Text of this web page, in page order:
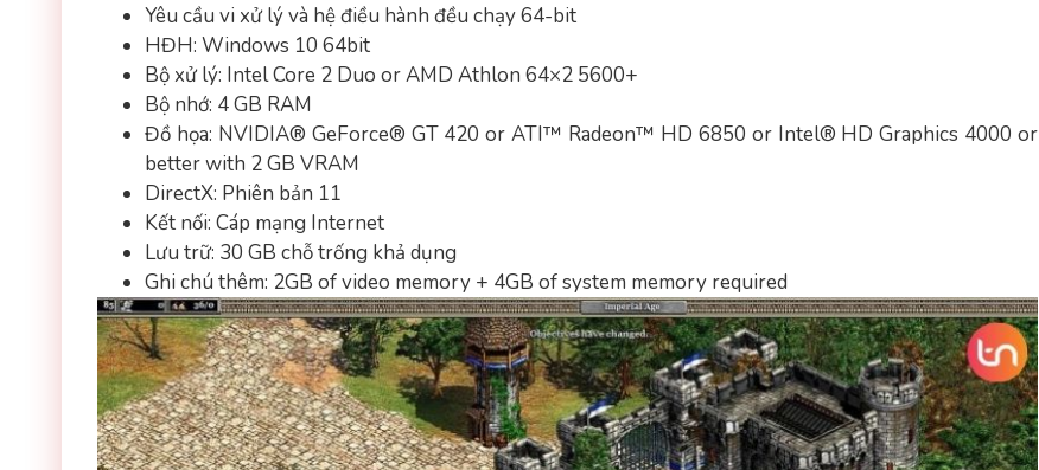
Yêu cầu vi xử lý và hệ điều hành đều chạy 64-bit
HĐH: Windows 10 64bit
Bộ xử lý: Intel Core 2 Duo or AMD Athlon 64×2 5600+
Bộ nhớ: 4 GB RAM
Đồ họa: NVIDIA® GeForce® GT 420 or ATI™ Radeon™ HD 6850 or Intel® HD Graphics 4000 or
better with 2 GB VRAM
DirectX: Phiên bản 11
Kết nối: Cáp mạng Internet
Lưu trữ: 30 GB chỗ trống khả dụng
Ghi chú thêm: 2GB of video memory + 4GB of system memory required